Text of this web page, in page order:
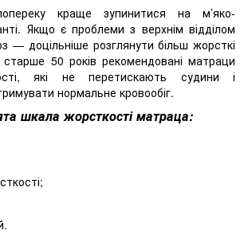
краще зупинитися на м’яко-
Якщо є проблеми з верхнім відділом
— доцільніше розглянути більш жорсткі
50 років рекомендовані матраци
які не перетискають судини і
нормальне кровообіг.
шкала жорсткості матраца: